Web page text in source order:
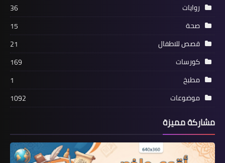
روايات
36
صحة
15
قصص للاطفال
21
كورسات
169
مطبخ
1
موضوعات
1092
مشاركة مميزة